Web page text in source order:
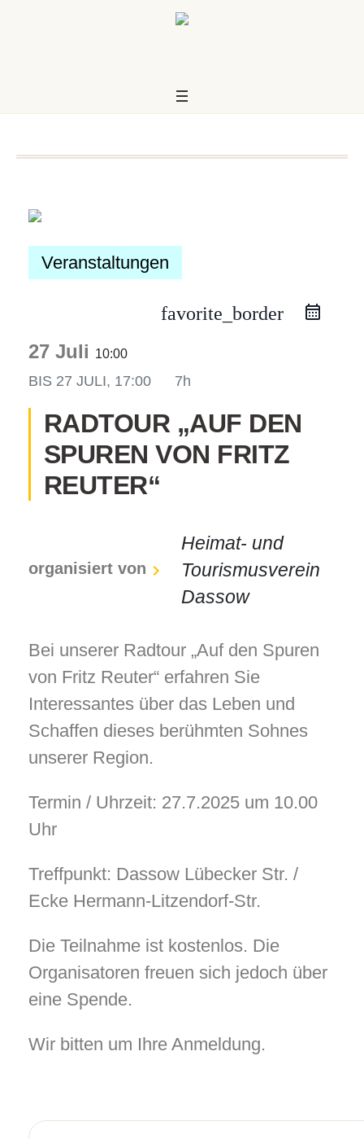
Veranstaltungen
favorite_border
27 Juli 10:00
BIS 27 JULI, 17:00 7h
RADTOUR „AUF DEN
SPUREN VON FRITZ
REUTER“
organisiert von
Heimat- und
Tourismusverein
Dassow
Bei unserer Radtour „Auf den Spuren
von Fritz Reuter“ erfahren Sie
Interessantes über das Leben und
Schaffen dieses berühmten Sohnes
unserer Region.
Termin / Uhrzeit: 27.7.2025 um 10.00
Uhr
Treffpunkt: Dassow Lübecker Str. /
Ecke Hermann-Litzendorf-Str.
Die Teilnahme ist kostenlos. Die
Organisatoren freuen sich jedoch über
eine Spende.
Wir bitten um Ihre Anmeldung.